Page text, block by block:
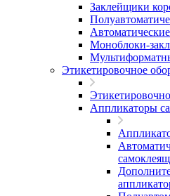
Заклейщики
Моноблоки-
Этикетировочное
Аппликаторы